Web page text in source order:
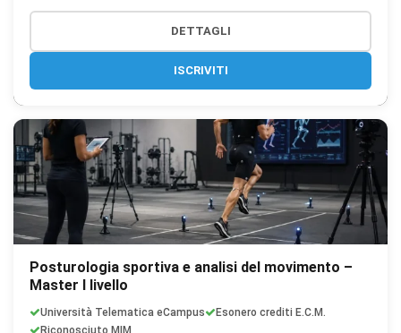
DETTAGLI
ISCRIVITI
Posturologia sportiva e analisi del movimento –
Master I livello
Università Telematica eCampus
Esonero crediti E.C.M.
Riconosciuto MIM